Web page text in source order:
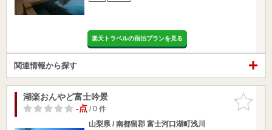
楽天トラベルの宿泊プランを見る
関連情報から探す
お気に入
りに追加
湖楽おんやど富士吟景
-点/ 0 件
山梨県 / 南都留郡 富士河口湖町浅川